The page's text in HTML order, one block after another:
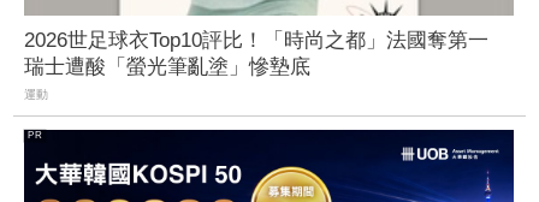
2026世足球衣Top10評比！「時尚之都」法國奪第一
瑞士遭酸「螢光筆亂塗」慘墊底
運動